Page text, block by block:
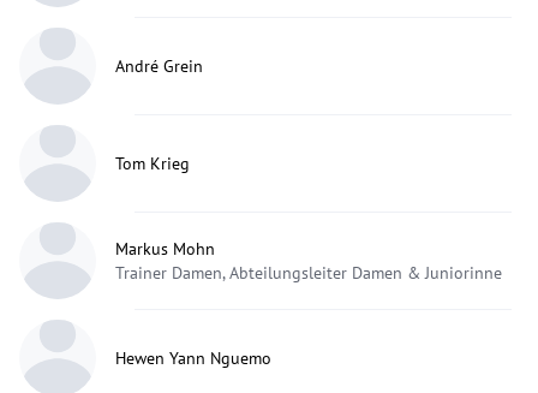
André Grein
Tom Krieg
Markus Mohn
Trainer Damen, Abteilungsleiter Damen & Juniorinne
Hewen Yann Nguemo